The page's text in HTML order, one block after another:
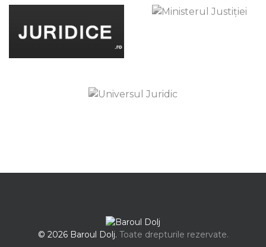
© 2026 Baroul Dolj. Toate drepturile rezervate.